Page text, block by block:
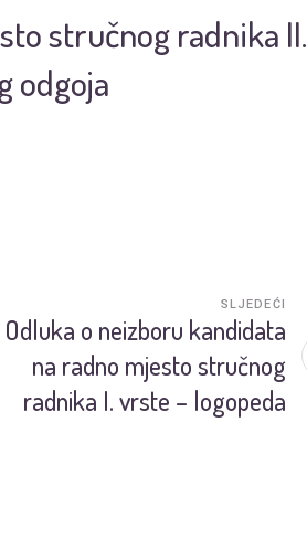
stručnog radnika II.
odgoja
Odluka o neizboru kandidata
na radno mjesto stručnog
radnika I. vrste – logopeda
SLJEDEĆI